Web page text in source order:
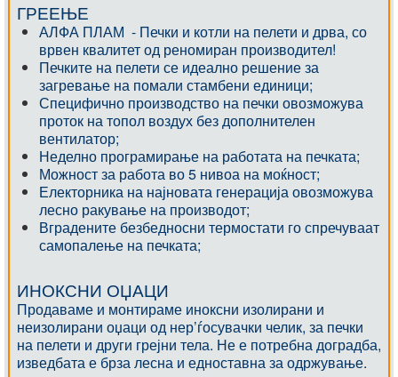
ГРЕЕЊЕ
АЛФА ПЛАМ - Печки и котли на пелети и дрва, со
врвен квалитет од реномиран производител!
Печките на пелети се идеално решение за
загревање на помали стамбени единици;
Специфично производство на печки овозможува
проток на топол воздух без дополнителен
вентилатор;
Неделно програмирање на работата на печката;
Можност за работа во 5 нивоа на моќност;
Електорника на најновата генерација овозможува
лесно ракување на производот;
Вградените безбедносни термостати го спречуваат
самопалење на печката;
ИНОКСНИ ОЏАЦИ
Продаваме и монтираме иноксни изолирани и
неизолирани оџаци од нер’ѓосувачки челик, за печки
на пелети и други грејни тела. Не е потребна доградба,
изведбата е брза лесна и едноставна за одржување.